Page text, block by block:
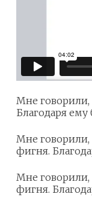
Мне
Благодаря ему
Мне говорили,
фигня.
Мне говорили,
фигня.